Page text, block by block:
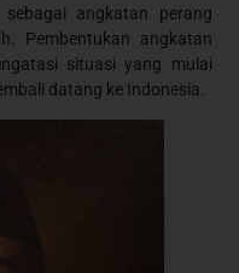
angkatan perang
Pembentukan angkatan
situasi yang mulai
datang ke Indonesia.